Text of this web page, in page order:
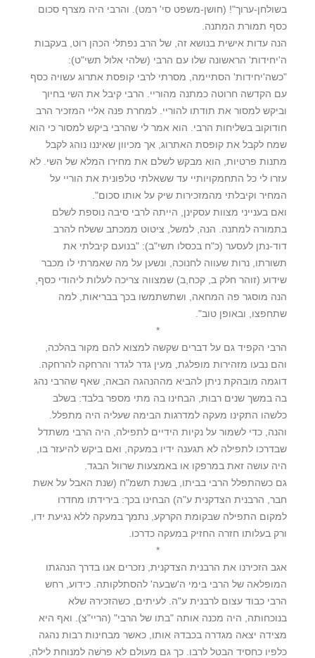
בשולחן-ערוך"! (חושן-משפט סי' רמט). והרבי היה מצרף סכום
כסף תמורת המתנה.
הנה עדות אישית בנושא זה, של הרב נפתלי הכהן רוט, בעקבות
ה'יחידות' הראשונה שלו עם הרבי (שלהי אלול תשי"ט):
"כשה'יחידות' הסתיימה, מסרתי לרבי קופסת אתרוג עשויה כסף
עם הקדשה חרוטה כמתנה מהוריי. הרבי קיבל את השי בחיוך
וביקש למסור את תודתו להוריי. למחרת פנה אליי המזכיר הרב
חודוקוב בשליחות הרבי. הוא אמר לי שהרבי ביקש למסור כי הוא
שמח לקבל את קופסת האתרוג, אך מכיוון שאיננו נוהג לקבל
מתנות פרטיות, הוא מבקש לשלם את מחירו המלא של השי. לא
עזרו לי כל התחמקויותיי עד ששאלתי טלפונית את הוריי על
המחיר וקיבלתי מהמזכירות שיק על אותו סכום".
ואם בענייני מצוות עסקינן, הייתה לרבי סיבה נוספת לשלם
בתמורה למתנה. הנה, למשל, ציטוט ממכתב ששלח להרב
דוד-נתן לעסער (כ"ח בכסלו תשי"ב): "בנועם קיבלתי את
תשורתו, נרות שעווה לחנוכה, ונשען על מה שאמרתי לו מכבר
שידוע (זוהר חלק ב, קכח,ב) שמצווה צריכה לעלות ליהודי כסף,
הנה מוסגר פה המחאה, ושתשתמשו בכך בבריאות, למה
שתחפצו, ובאופן טוב".
*
הרבי הקפיד גם על דברים שקשה למצוא להם מקור בהלכה,
והם נבעו מזהירות מופלגת, מעין גדר לגדר והרחקה להרחקה.
דוגמה מובהקת ניתן להביא מההנהגה הבאה, שאף שהרבי נהג
בה במשך שנים רבות, הבחינו בה מתי מספר בלבד: בשלב
כלשהו התקינו מעקה למדרגות הבימה שעליה היה מתפלל.
והנה, כדי לשמור על נקיות הידיים לתפילה, היה הרבי משתדל
שבדרכו לתפילה לא תגענה ידיו במעקה, ואם ביקש להיעזר בו,
היה עושה זאת במרפקו או באמצעות שרוול הבגד.
גם כשהתפלל הרבי בביתו, בשנת תשמ"ח (שנת האבל על אשת
חבר, הרבנית הצדקנית ע"ה) הבחינו בכך: בירידתו מחדרו
למקום התפילה שבקומת הקרקע, נתמך במעקה ללא נגיעת ידו,
ורק בעלותו חזרה החזיק במעקה כדרכו.
*
אגב הזכירנו את הרבנית הצדקנית, נזכרים אנו בדרך הנהגתו
המופלאה של הרבי בימי ה'שבעה' להסתלקותה. כידוע, רחש
הרבי כבוד עצום לרבנית ע"ה. לעיתים, כשהזכירהּ שלא
בנוכחותה, היה מכנה אותה "בתו של הרבי" (הריי"צ). ואף היא
מצידה יצאה מגדרה בכבדהּ אותו, כאשר מבחינות רבות נהגה
כלפיו כחסיד הבטל לרבו. כך גם מעולם לא פרשׁה למנוחת לילה,